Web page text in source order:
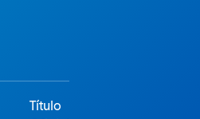
Título